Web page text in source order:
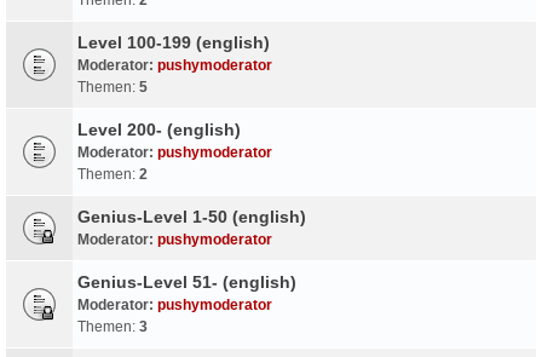
Level 100-199 (english)
Moderator: pushymoderator
Themen: 5
Level 200- (english)
Moderator: pushymoderator
Themen: 2
Genius-Level 1-50 (english)
Moderator: pushymoderator
Genius-Level 51- (english)
Moderator: pushymoderator
Themen: 3